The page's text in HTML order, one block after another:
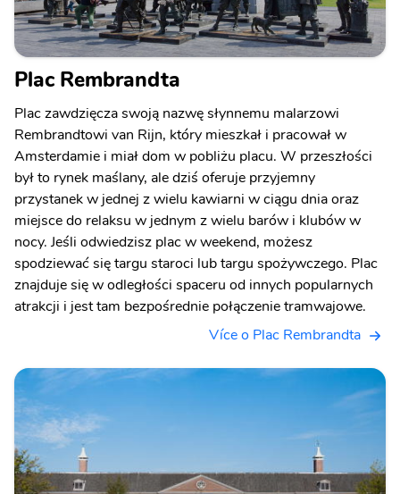
Plac Rembrandta
Plac zawdzięcza swoją nazwę słynnemu malarzowi
Rembrandtowi van Rijn, który mieszkał i pracował w
Amsterdamie i miał dom w pobliżu placu. W przeszłości
był to rynek maślany, ale dziś oferuje przyjemny
przystanek w jednej z wielu kawiarni w ciągu dnia oraz
miejsce do relaksu w jednym z wielu barów i klubów w
nocy. Jeśli odwiedzisz plac w weekend, możesz
spodziewać się targu staroci lub targu spożywczego. Plac
znajduje się w odległości spaceru od innych popularnych
atrakcji i jest tam bezpośrednie połączenie tramwajowe.
Více o Plac Rembrandta